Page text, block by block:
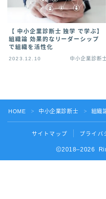
【 中小企業診断士 独学 で学ぶ】
組織論 効果的なリーダーシップ
で組織を活性化
2023.12.10 中小企業診断
HOME ＞ 中小企業診断士 ＞ 組織
サイトマップ プライバ
2018–2026